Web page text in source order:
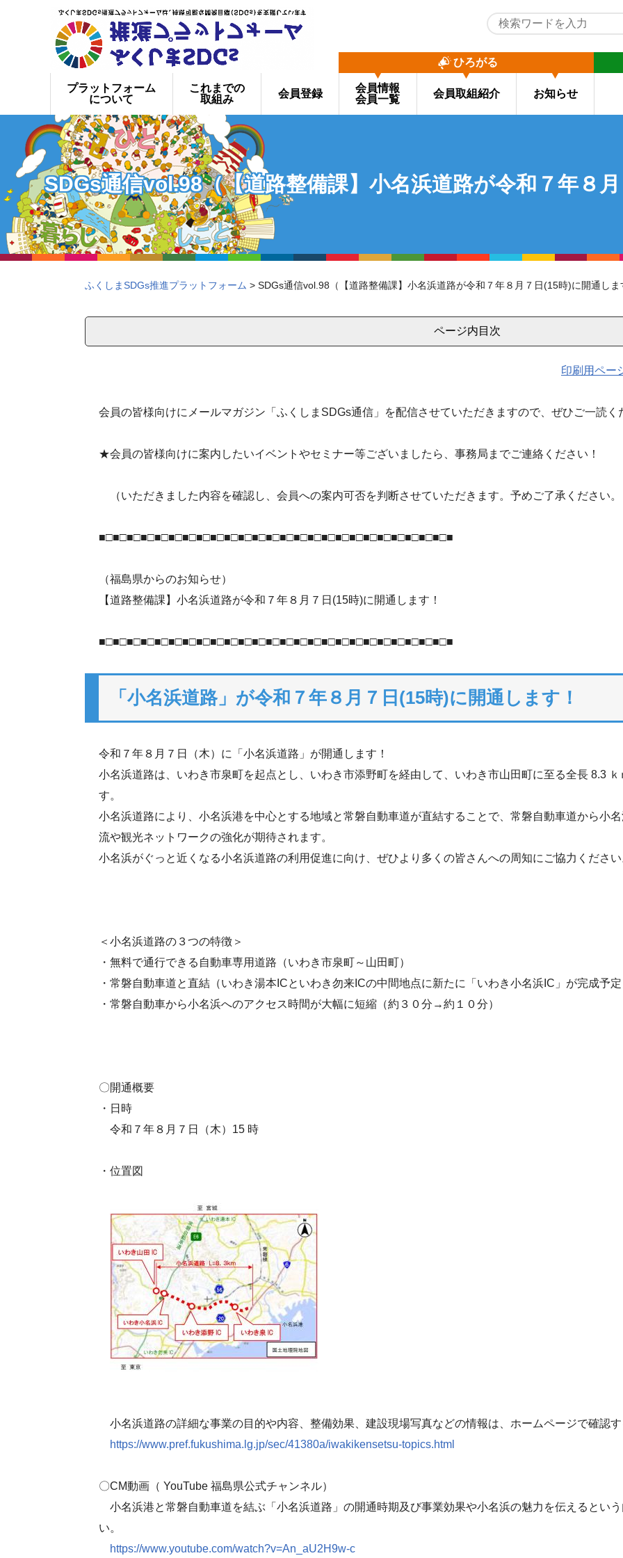
プラットフォーム
について
これまでの
取組み
会員登録
ひろがる
会員情報
会員一覧
会員取組紹介 お知らせ
SDGs通信vol.98（【道路整備課】小名浜道路が令和７年８
ふくしまSDGs推進プラットフォーム > SDGs通信vol.98（【道路整備課】小名浜道路が令和７年８月７日(15時)に開通しま
ページ内目次
印刷用ペー
会員の皆様向けにメールマガジン「ふくしまSDGs通信」を配信させていただきますので、ぜひご一読く
★会員の皆様向けに案内したいイベントやセミナー等ございましたら、事務局までご連絡ください！
（いただきました内容を確認し、会員への案内可否を判断させていただきます。予めご了承ください
■□■□■□■□■□■□■□■□■□■□■□■□■□■□■□■□■□■□■□■□■□■□■□■□■□■
（福島県からのお知らせ）
【道路整備課】小名浜道路が令和７年８月７日(15時)に開通します！
■□■□■□■□■□■□■□■□■□■□■□■□■□■□■□■□■□■□■□■□■□■□■□■□■□■
「小名浜道路」が令和７年８月７日(15時)に開通します！
令和７年８月７日（木）に「小名浜道路」が開通します！
小名浜道路は、いわき市泉町を起点とし、いわき市添野町を経由して、いわき市山田町に至る全長 8.3
す。
小名浜道路により、小名浜港を中心とする地域と常磐自動車道が直結することで、常磐自動車道から小
流や観光ネットワークの強化が期待されます。
小名浜がぐっと近くなる小名浜道路の利用促進に向け、ぜひより多くの皆さんへの周知にご協力くださ
＜小名浜道路の３つの特徴＞
・無料で通行できる自動車専用道路（いわき市泉町～山田町）
・常磐自動車道と直結（いわき湯本ICといわき勿来ICの中間地点に新たに「いわき小名浜IC」が完成予
・常磐自動車から小名浜へのアクセス時間が大幅に短縮（約３０分→約１０分）
〇開通概要
・日時
令和７年８月７日（木）15 時
・位置図
小名浜道路の詳細な事業の目的や内容、整備効果、建設現場写真などの情報は、ホームページで確認
https://www.pref.fukushima.lg.jp/sec/41380a/iwakikensetsu-topics.html
〇CM動画（ YouTube 福島県公式チャンネル）
小名浜港と常磐自動車道を結ぶ「小名浜道路」の開通時期及び事業効果や小名浜の魅力を伝えるとい
い。
https://www.youtube.com/watch?v=An_aU2H9w-c